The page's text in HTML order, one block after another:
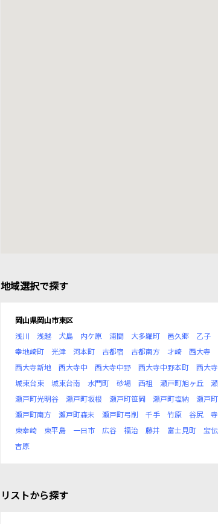
地域選択で探す
岡山県岡山市東区
浅川
浅越 犬島 内ケ原 浦間 大多羅町 邑久郷 乙子
幸地崎町
光津 河本町 古都宿 古都南方 才崎 西大寺
西大寺新地
西大寺中 西大寺中野 西大寺中野本町 西大
城東台東
城東台南 水門町 砂場 西祖 瀬戸町旭ヶ丘
瀬戸町光明谷
瀬戸町坂根 瀬戸町笹岡 瀬戸町塩納 瀬戸
瀬戸町南方
瀬戸町森末 瀬戸町弓削 千手 竹原 谷尻
東幸崎
東平島 一日市 広谷 福治 藤井 富士見町 宝伝
吉原
リストから探す